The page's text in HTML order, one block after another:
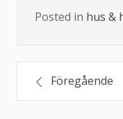
Posted in hus &
Föregående